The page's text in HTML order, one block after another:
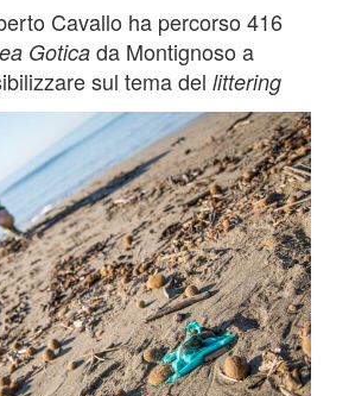
Cavallo ha percorso 416
Gotica da Montignoso a
sul tema del littering